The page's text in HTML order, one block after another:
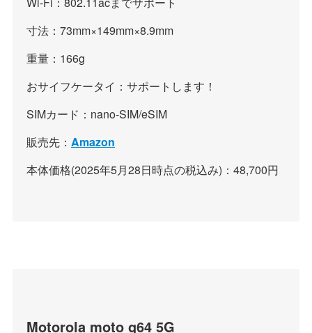
寸法：73mm×149mm×8.9mm
重量：166g
おサイフケータイ：サポートします！
SIMカード：nano-SIM/eSIM
販売先： Amazon
本体価格(2025年5月28日時点の税込み)：48,700円
Motorola moto g64 5G